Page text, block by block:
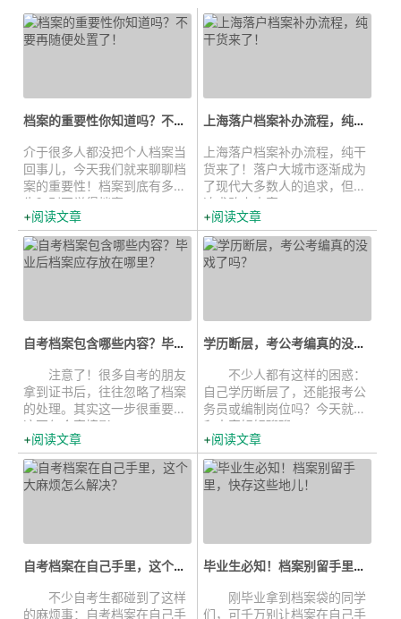
档案的重要性你知道吗？不要再随便...
介于很多人都没把个人档案当
回事儿，今天我们就来聊聊档
案的重要性！档案到底有多
牛？别再觉得档案...
阅读文章
上海落户档案补办流程，纯干货来了...
上海落户档案补办流程，纯干
货来了！落户大城市逐渐成为
了现代大多数人的追求，但在
追求路上大家一...
阅读文章
自考档案包含哪些内容？毕业后档案...
注意了！很多自考的朋友
拿到证书后，往往忽略了档案
的处理。其实这一步很重要！
这不仅会直接影...
阅读文章
学历断层，考公考编真的没戏了吗？...
不少人都有这样的困惑：
自己学历断层了，还能报考公
务员或编制岗位吗？今天就来
和大家好好聊聊...
阅读文章
自考档案在自己手里，这个大麻烦怎...
不少自考生都碰到了这样
的麻烦事：自考档案在自己手
毕业生必知！档案别留手里，快存这些...
刚毕业拿到档案袋的同学
们，可千万别让档案在自己手